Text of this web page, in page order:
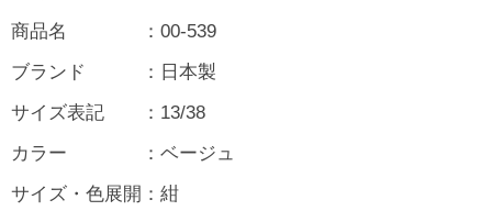
商品名 ：00-539
ブランド ：日本製
サイズ表記 ：13/38
カラー ：ベージュ
サイズ・色展開：紺